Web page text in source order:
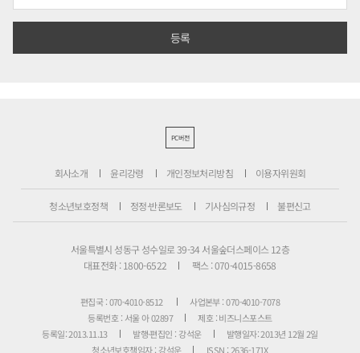
PC버전
회사소개 윤리강령 개인정보처리방침 이용자위원회
청소년보호정책 정정·반론보도 기사심의규정 불편신고
서울특별시 성동구 성수일로 39-34 서울숲더스페이스 12층
대표전화 : 1800-6522
팩스 : 070-4015-8658
편집국 : 070-4010-8512
사업본부 : 070-4010-7078
등록번호 : 서울 아 02897
제호 : 비즈니스포스트
등록일: 2013.11.13
발행·편집인 : 강석운
발행일자: 2013년 12월 2일
청소년보호책임자 : 강석운
ISSN : 2636-171X